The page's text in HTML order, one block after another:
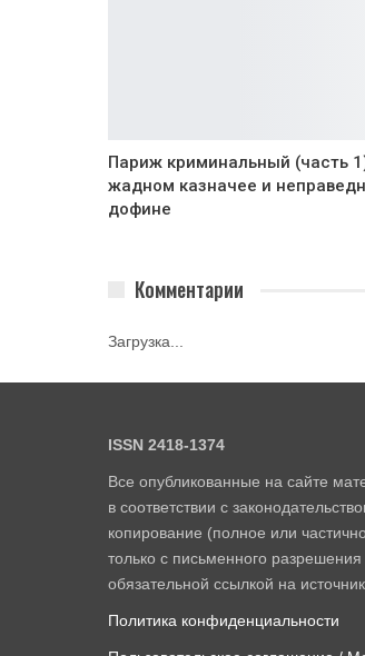
Париж криминальный (часть
жадном казначее и
дофине
Комментарии
Загрузка...
ISSN 2418-1374
Все опубликованные на сайте
в соответствии с
копирование (полное или
только с письменного
обязательной ссылкой на источник.
Политика конфиденциальности